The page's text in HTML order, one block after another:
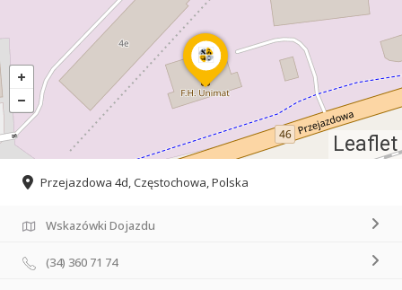
Leaflet
Przejazdowa 4d, Częstochowa, Polska
Wskazówki Dojazdu
(34) 360 71 74